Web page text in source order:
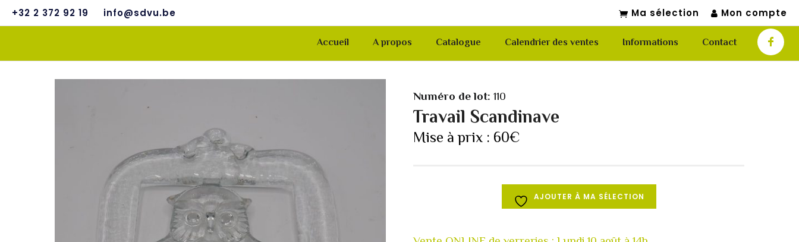
+32 2 372 92 19 info@sdvu.be Ma sélection Mon compte
Accueil A propos Catalogue Calendrier des ventes Informations Contact
Numéro de lot: 110
Travail Scandinave
Mise à prix : 60€
AJOUTER À MA SÉLECTION